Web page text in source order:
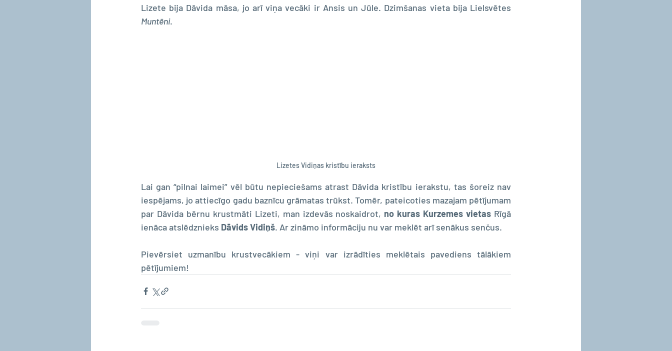
Muntēni.
Lizetes Vidiņas kristību ieraksts
Lai gan “pilnai laimei” vēl būtu nepieciešams atrast Dāvida kristību ierakstu, tas šoreiz nav
iespējams, jo attiecīgo gadu baznīcu grāmatas trūkst. Tomēr, pateicoties mazajam pētījumam
par Dāvida bērnu krustmāti Lizeti, man izdevās noskaidrot, no kuras Kurzemes vietas Rīgā
ienāca atslēdznieks Dāvids Vidiņš. Ar zināmo informāciju nu var meklēt arī senākus senčus.
Pievērsiet uzmanību krustvecākiem - viņi var izrādīties meklētais pavediens tālākiem
pētījumiem!